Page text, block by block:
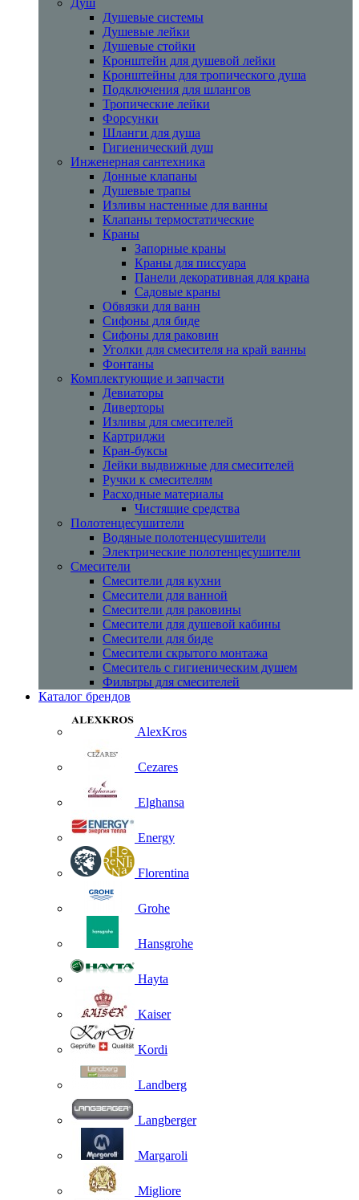
Душевые системы
Душевые лейки
Душевые стойки
Кронштейн для душевой лейки
Кронштейны для тропического душа
Подключения для шлангов
Тропические лейки
Форсунки
Шланги для душа
Гигиенический душ
Инженерная сантехника
Донные клапаны
Душевые трапы
Изливы настенные для ванны
Клапаны термостатические
Краны
Запорные краны
Краны для писсуара
Панели декоративная для крана
Садовые краны
Обвязки для ванн
Сифоны для биде
Сифоны для раковин
Уголки для смесителя на край ванны
Фонтаны
Комплектующие и запчасти
Девиаторы
Диверторы
Изливы для смесителей
Картриджи
Кран-буксы
Лейки выдвижные для смесителей
Ручки к смесителям
Расходные материалы
Чистящие средства
Полотенцесушители
Водяные полотенцесушители
Электрические полотенцесушители
Смесители
Смесители для кухни
Смесители для ванной
Смесители для раковины
Смесители для душевой кабины
Смесители для биде
Смесители скрытого монтажа
Смеситель с гигиеническим душем
Фильтры для смесителей
Каталог брендов
AlexKros
Cezares
Elghansa
Energy
Florentina
Grohe
Hansgrohe
Hayta
Kaiser
Kordi
Landberg
Langberger
Margaroli
Migliore